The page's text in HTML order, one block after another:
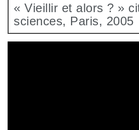
« Vieillir et alors ? »
sciences, Paris, 2005